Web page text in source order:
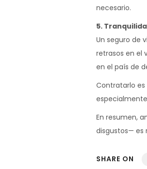
necesario.
5.
Un seguro de
retrasos en el
en el país de
Contratarlo
En resumen,
disgustos— es
SHARE ON